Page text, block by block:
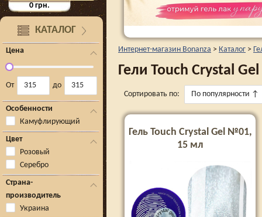
0грн.
КАТАЛОГ
Цена
От до
Особенности
Камуфлирующий
Цвет
Розовый
Серебро
Страна-
производитель
Украина
Интернет-магазин Bonanza > Каталог >
Гели Touch Crystal Gel
Сортировать по: По популярности ↑
Гель Touch Crystal Gel №01,
15 мл